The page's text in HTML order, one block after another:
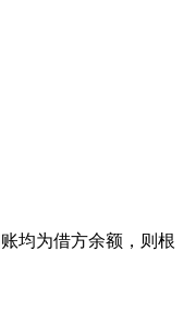
均为借方余额，则根